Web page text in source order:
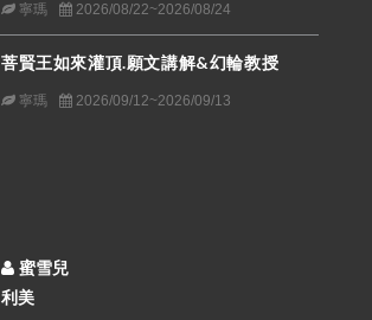
寧瑪 2026/08/22~2026/08/24
菩賢王如來灌頂.願文講解&幻輪教授
寧瑪 2026/09/12~2026/09/13
蜜雪兒
利美